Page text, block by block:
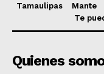
Tamaulipas Mante
Te
Quienes